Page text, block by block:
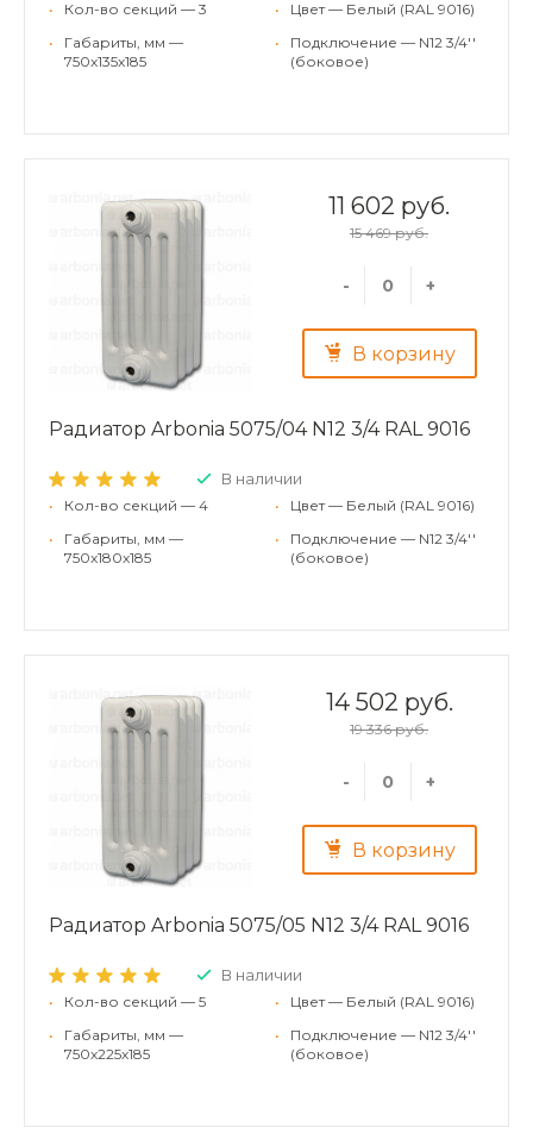
•
Кол-во секций — 3
•
Габариты, мм —
750x135x185
•
Цвет — Белый (RAL 9016)
•
Подключение — N12 3/4''
(боковое)
11 602 руб.
15 469 руб.
- +
В корзину
Радиатор Arbonia 5075/04 N12 3/4 RAL 9016
В наличии
•
Кол-во секций — 4
•
Габариты, мм —
750x180x185
•
Цвет — Белый (RAL 9016)
•
Подключение — N12 3/4''
(боковое)
14 502 руб.
19 336 руб.
- +
В корзину
Радиатор Arbonia 5075/05 N12 3/4 RAL 9016
В наличии
•
Кол-во секций — 5
•
Габариты, мм —
750x225x185
•
Цвет — Белый (RAL 9016)
•
Подключение — N12 3/4''
(боковое)